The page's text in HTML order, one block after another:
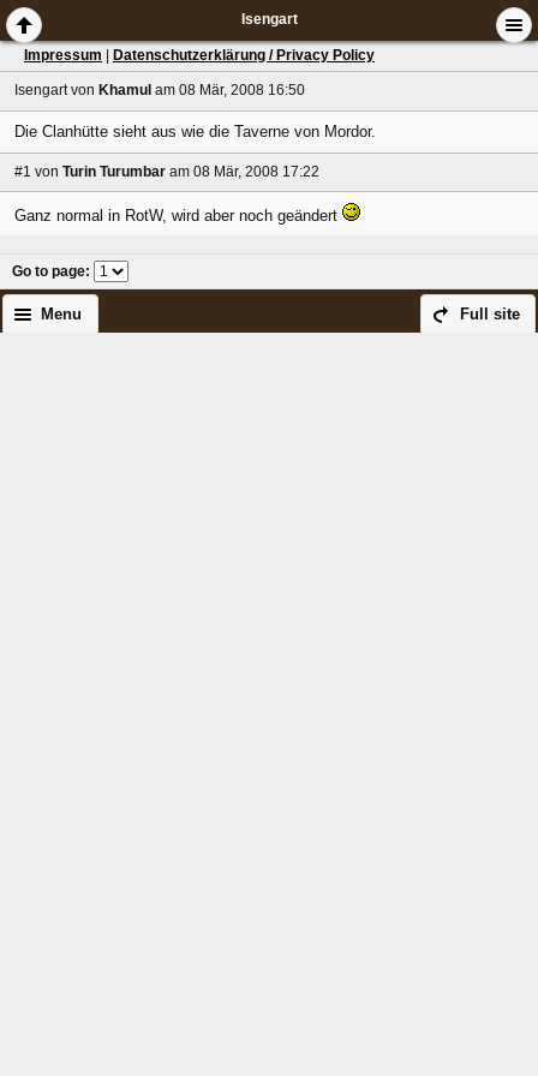
Isengart
Impressum Datenschutzerklärung / Privacy Policy
Isengartvon Khamul am 08 Mär, 2008 16:50
Die Clanhütte sieht aus wie die Taverne von Mordor.
#1 von Turin Turumbar am 08 Mär, 2008 17:22
Ganz normal in RotW, wird aber noch geändert
Go to page:
Full site
Menu